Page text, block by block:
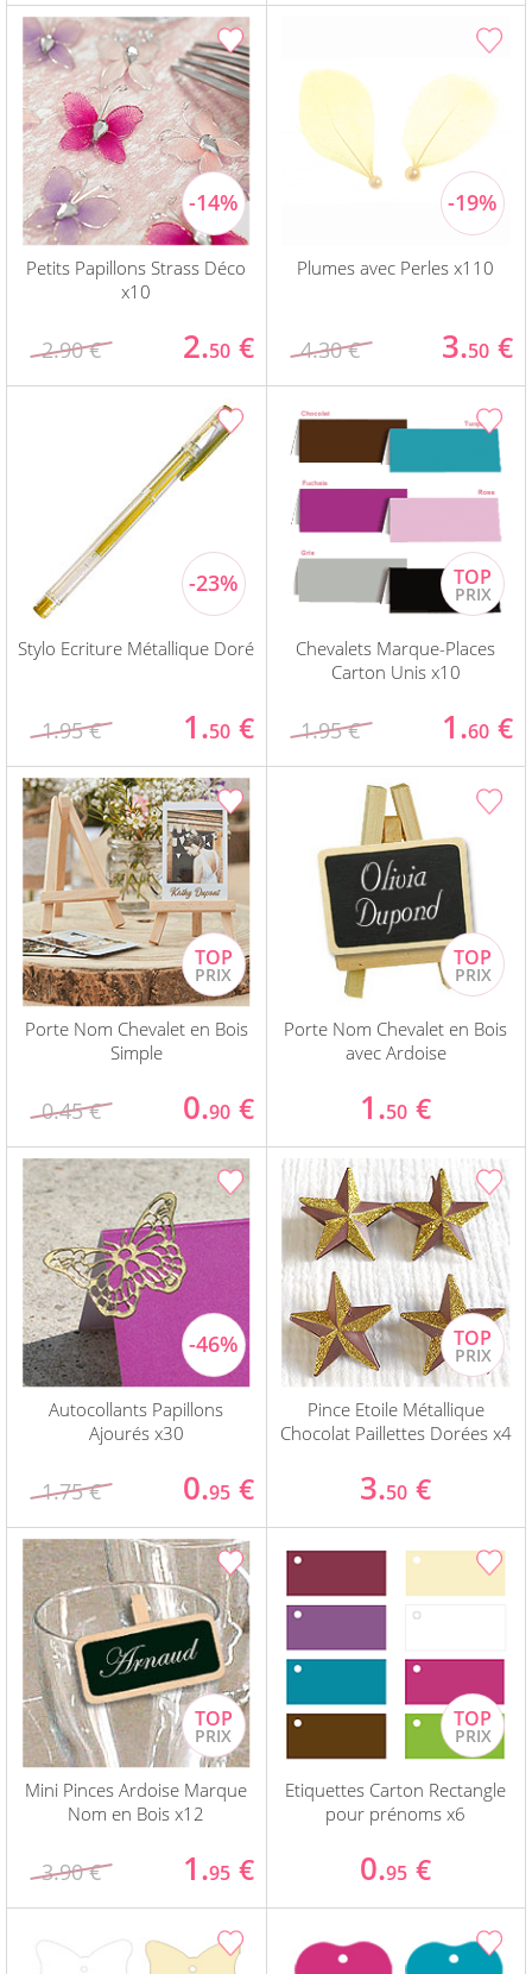
Petits Papillons Strass Déco
x10
2.90 € 2.50 €
Plumes avec Perles x110
4.30 € 3.50 €
Stylo Ecriture Métallique Doré
1.95 € 1.50 €
Chevalets Marque-Places
Carton Unis x10
1.95 € 1.60 €
Porte Nom Chevalet en Bois
Simple
0.45 € 0.90 €
Porte Nom Chevalet en Bois
avec Ardoise
1.50 €
Autocollants Papillons
Ajourés x30
1.75 € 0.95 €
Pince Etoile Métallique
Chocolat Paillettes Dorées x4
3.50 €
Mini Pinces Ardoise Marque
Nom en Bois x12
3.90 € 1.95 €
Etiquettes Carton Rectangle
pour prénoms x6
0.95 €